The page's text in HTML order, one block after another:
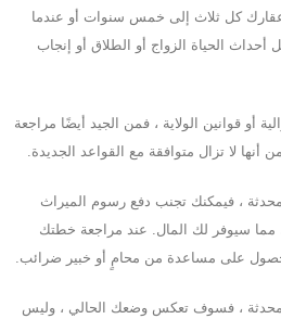
كل ثلاث إلى خمس سنوات أو عندما
الحياة الزواج أو الطلاق أو إنجاب
أو قوانين الولاية ، فمن الجيد أيضًا مراجعة
أنها لا تزال متوافقة مع القواعد الجديدة.
، فيمكنك تجنب دفع رسوم الميراث
مما سيوفر لك المال. عند مراجعة خطتك
الحصول على مساعدة من محامٍ أو خبير ضرائب.
محدثة ، فسوف تعكس وضعك الحالي ، وليس